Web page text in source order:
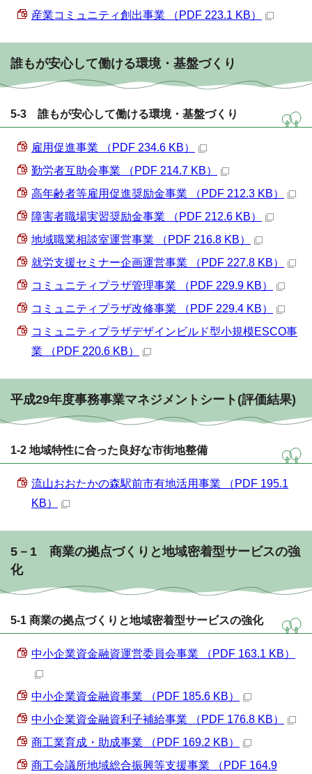
産業コミュニティ創出事業 （PDF 223.1 KB）
誰もが安心して働ける環境・基盤づくり
5-3 誰もが安心して働ける環境・基盤づくり
雇用促進事業 （PDF 234.6 KB）
勤労者互助会事業 （PDF 214.7 KB）
高年齢者等雇用促進奨励金事業 （PDF 212.3 KB）
障害者職場実習奨励金事業 （PDF 212.6 KB）
地域職業相談室運営事業 （PDF 216.8 KB）
就労支援セミナー企画運営事業 （PDF 227.8 KB）
コミュニティプラザ管理事業 （PDF 229.9 KB）
コミュニティプラザ改修事業 （PDF 229.4 KB）
コミュニティプラザデザインビルド型小規模ESCO事
業 （PDF 220.6 KB）
平成29年度事務事業マネジメントシート(評価結果)
1-2 地域特性に合った良好な市街地整備
流山おおたかの森駅前市有地活用事業 （PDF 195.1
KB）
5－1 商業の拠点づくりと地域密着型サービスの強
化
5-1 商業の拠点づくりと地域密着型サービスの強化
中小企業資金融資運営委員会事業 （PDF 163.1 KB）
中小企業資金融資事業 （PDF 185.6 KB）
中小企業資金融資利子補給事業 （PDF 176.8 KB）
商工業育成・助成事業 （PDF 169.2 KB）
商工会議所地域総合振興等支援事業 （PDF 164.9